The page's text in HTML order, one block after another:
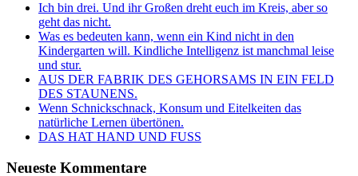
Ich bin drei. Und ihr Großen dreht euch im Kreis, aber so
geht das nicht.
Was es bedeuten kann, wenn ein Kind nicht in den
Kindergarten will. Kindliche Intelligenz ist manchmal leise
und stur.
AUS DER FABRIK DES GEHORSAMS IN EIN FELD
DES STAUNENS.
Wenn Schnickschnack, Konsum und Eitelkeiten das
natürliche Lernen übertönen.
DAS HAT HAND UND FUSS
Neueste Kommentare